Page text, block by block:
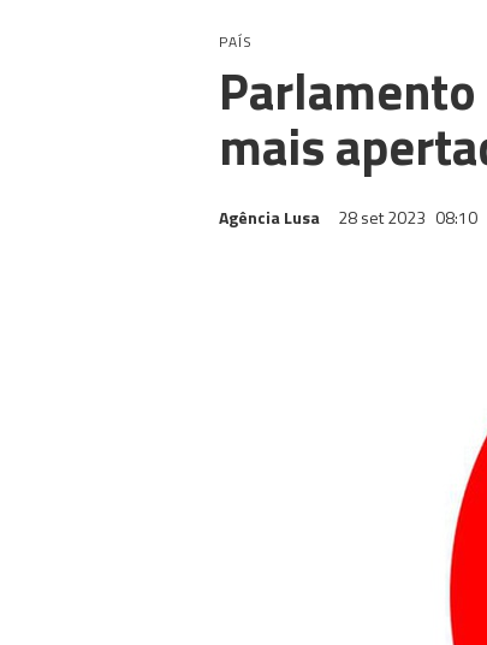
PAÍS
mais
Agência Lusa 28 set 2023 08:10